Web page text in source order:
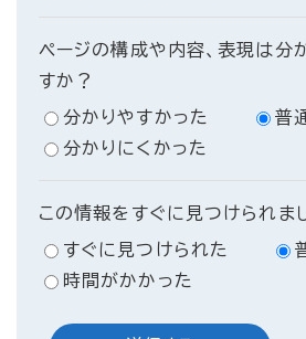
ページの構成や内容、表現は分
すか？
分かりやすかった
普
分かりにくかった
この情報をすぐに見つけられま
すぐに見つけられた
時間がかかった